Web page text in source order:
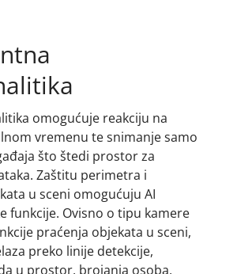
omogućuje reakciju na
vremenu te snimanje samo
što štedi prostor za
Zaštitu perimetra i
u sceni omogućuju AI
funkcije. Ovisno o tipu kamere
praćenja objekata u sceni,
preko linije detekcije,
u prostor, brojanja osoba,